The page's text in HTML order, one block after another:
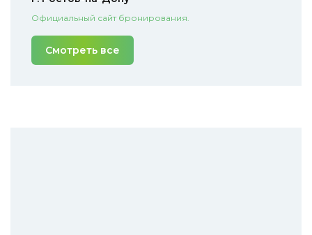
Официальный сайт бронирования.
Смотреть все